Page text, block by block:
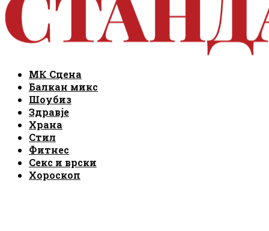
МК Сцена
Балкан микс
Шоубиз
Здравје
Храна
Стил
Фитнес
Секс и врски
Хороскоп